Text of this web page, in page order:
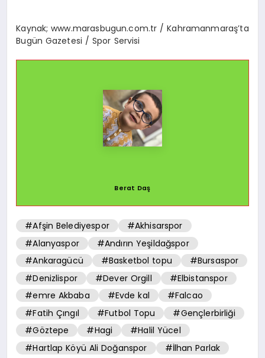
Kaynak; www.marasbugun.com.tr / Kahramanmaraş’ta
Bugün Gazetesi / Spor Servisi
Berat Daş
#Afşin Belediyespor
#Akhisarspor
#Alanyaspor
#Andırın Yeşildağspor
#Ankaragücü
#Basketbol topu
#Bursaspor
#Denizlispor
#Dever Orgill
#Elbistanspor
#emre Akbaba
#Evde kal
#Falcao
#Fatih Çıngıl
#Futbol Topu
#Gençlerbirliği
#Göztepe
#Hagi
#Halil Yücel
#Hartlap Köyü Ali Doğanspor
#İlhan Parlak